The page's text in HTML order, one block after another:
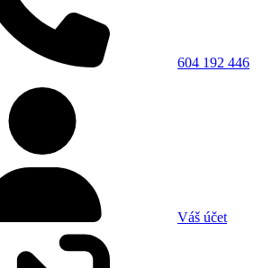
604 192 446
Váš účet